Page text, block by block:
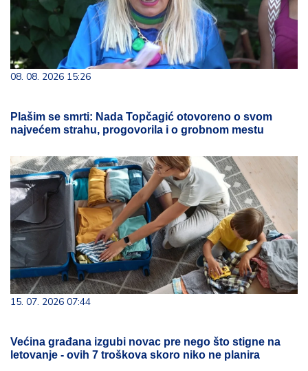
08. 08. 2026 15:26
Plašim se smrti: Nada Topčagić otovoreno o svom
najvećem strahu, progovorila i o grobnom mestu
15. 07. 2026 07:44
Većina građana izgubi novac pre nego što stigne na
letovanje - ovih 7 troškova skoro niko ne planira